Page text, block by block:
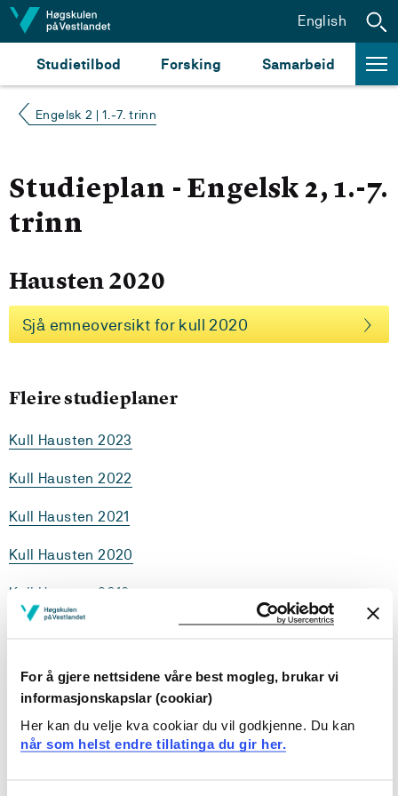
For å gjere nettsidene våre best mogleg, brukar vi
informasjonskapslar (cookiar)
Her kan du velje kva cookiar du vil godkjenne. Du kan
når som helst endre tillatinga du gir her.
Hopp til innhald
Studietilbod Forsking Samarbeid
English
Engelsk 2 | 1.-7. trinn
Studieplan - Engelsk 2, 1.-7.
trinn
Hausten 2020
Sjå emneoversikt for kull 2020
Fleire studieplaner
Kull Hausten 2023
Kull Hausten 2022
Kull Hausten 2021
Kull Hausten 2020
Kull Hausten 2019
elevane sin munnlege og skriftlege kompetanse,
tekstkunnskap og grunnleggande ferdigheiter i
engelskfaget.